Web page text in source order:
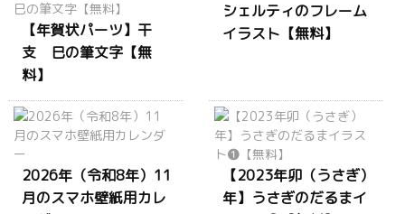
【年賀状パーツ】干
支 巳の筆文字【無
料】
シェルティのフレーム
イラスト【無料】
2026年（令和8年）11
月のスマホ壁紙用カレ
【2023年卯（うさぎ）
年】うさぎのだるまイ